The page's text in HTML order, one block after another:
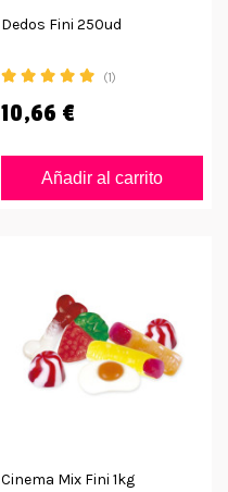
Dedos Fini 250ud
(1)
10,66 €
Añadir al carrito
Cinema Mix Fini 1kg